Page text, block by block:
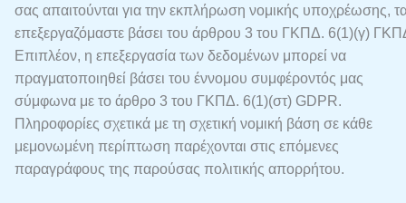
σας απαιτούνται για την εκπλήρωση νομικής υποχρέωσης,
επεξεργαζόμαστε βάσει του άρθρου 3 του ΓΚΠΔ. 6(1)(γ)
Επιπλέον, η επεξεργασία των δεδομένων μπορεί να
πραγματοποιηθεί βάσει του έννομου συμφέροντός μας
σύμφωνα με το άρθρο 3 του ΓΚΠΔ. 6(1)(στ) GDPR.
Πληροφορίες σχετικά με τη σχετική νομική βάση σε κάθε
μεμονωμένη περίπτωση παρέχονται στις επόμενες
παραγράφους της παρούσας πολιτικής απορρήτου.